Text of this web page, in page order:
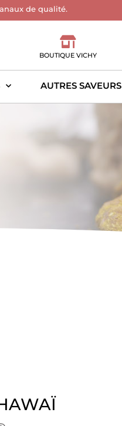
de qualité.
BOUTIQUE VICHY
AUTRES SAVEURS